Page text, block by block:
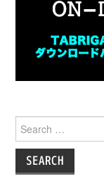
for: